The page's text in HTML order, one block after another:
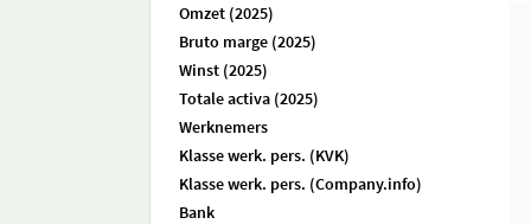
Omzet (2025)
Bruto marge (2025)
Winst (2025)
Totale activa (2025)
Werknemers
Klasse werk. pers. (KVK)
Klasse werk. pers. (Company.info)
Bank